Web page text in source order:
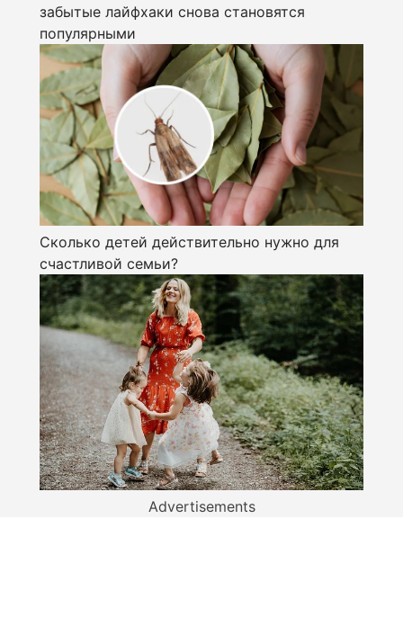
забытые лайфхаки снова становятся
популярными
Сколько детей действительно нужно для
счастливой семьи?
Advertisements